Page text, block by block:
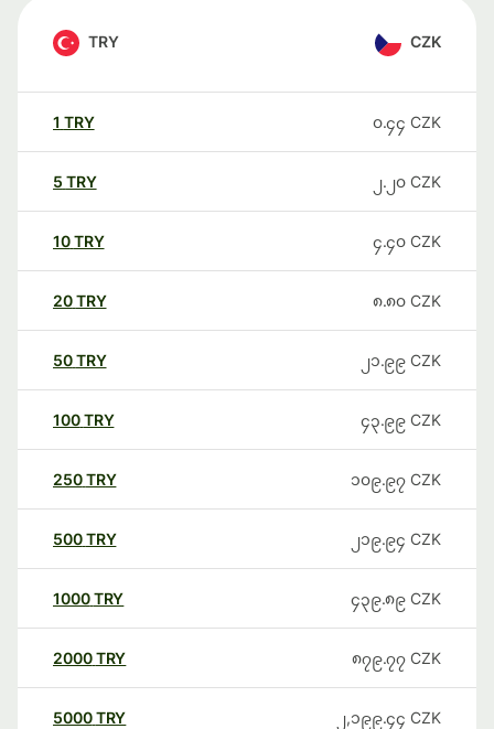
TRY CZK
1 TRY ၀.၄၄ CZK
5 TRY ၂.၂၀ CZK
10TRY ၄.၄၀ CZK
20TRY ၈.၈၀ CZK
50TRY ၂၁.၉၉ CZK
100TRY ၄၃.၉၉ CZK
250TRY ၁၀၉.၉၇ CZK
500TRY ၂၁၉.၉၄ CZK
1000TRY ၄၃၉.၈၉ CZK
2000TRY ၈၇၉.၇၇ CZK
5000TRY ၂,၁၉၉.၄၄ CZK